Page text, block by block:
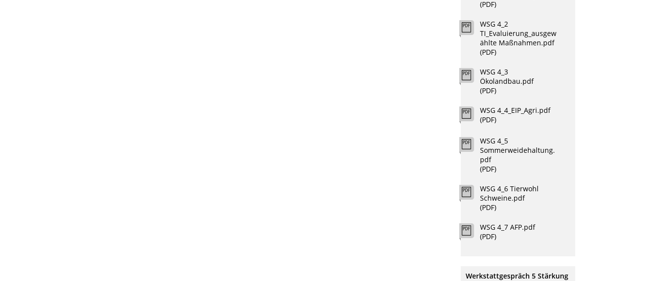
(PDF)
WSG 4_2
TI_Evaluierung_ausgew
ählte Maßnahmen.pdf
(PDF)
WSG 4_3
Ökolandbau.pdf
(PDF)
WSG 4_4_EIP_Agri.pdf
(PDF)
WSG 4_5
Sommerweidehaltung.
pdf
(PDF)
WSG 4_6 Tierwohl
Schweine.pdf
(PDF)
WSG 4_7 AFP.pdf
(PDF)
Werkstattgespräch 5 Stärkung